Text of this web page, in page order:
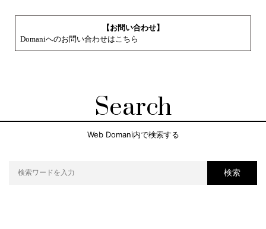
【お問い合わせ】
Domaniへのお問い合わせはこちら
Search
Web Domani内で検索する
検索